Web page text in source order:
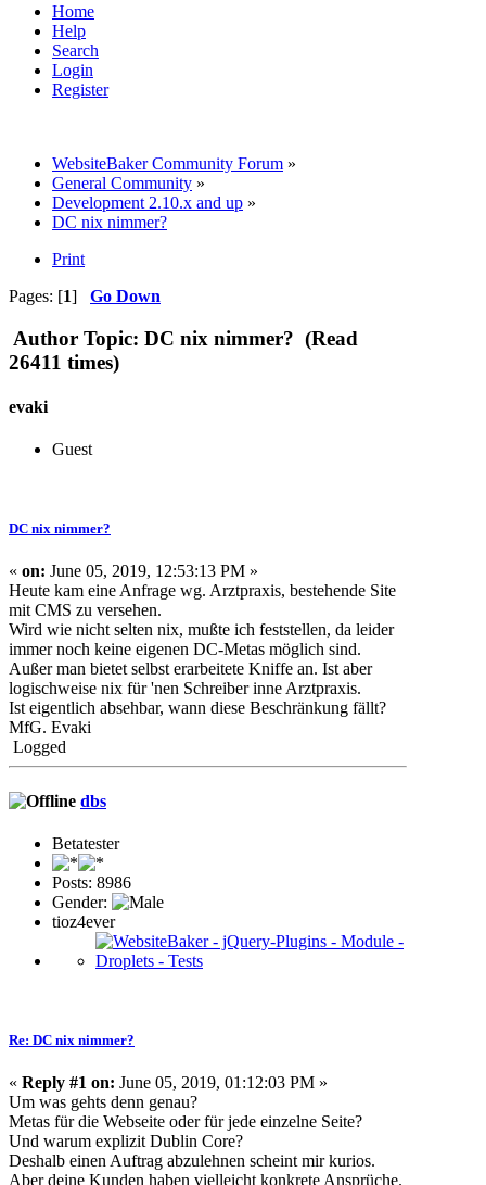
Home
Help
Search
Login
Register
WebsiteBaker Community Forum »
General Community »
Development 2.10.x and up »
DC nix nimmer?
Print
Pages: [1] Go Down
Author Topic: DC nix nimmer? (Read
26411 times)
evaki
Guest
DC nix nimmer?
« on: June 05, 2019, 12:53:13 PM »
Heute kam eine Anfrage wg. Arztpraxis, bestehende Site
mit CMS zu versehen.
Wird wie nicht selten nix, mußte ich feststellen, da leider
immer noch keine eigenen DC-Metas möglich sind.
Außer man bietet selbst erarbeitete Kniffe an. Ist aber
logischweise nix für 'nen Schreiber inne Arztpraxis.
Ist eigentlich absehbar, wann diese Beschränkung fällt?
MfG. Evaki
Logged
dbs
Betatester
Posts: 8986
Gender:
tioz4ever
Re: DC nix nimmer?
« Reply #1 on: June 05, 2019, 01:12:03 PM »
Um was gehts denn genau?
Metas für die Webseite oder für jede einzelne Seite?
Und warum explizit Dublin Core?
Deshalb einen Auftrag abzulehnen scheint mir kurios.
Aber deine Kunden haben vielleicht konkrete Ansprüche.